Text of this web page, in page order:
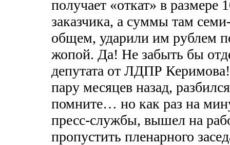
получает «откат» в
заказчика, а суммы там
общем, ударили им рублем
жопой. Да! Не забыть бы
депутата от ЛДПР
пару месяцев назад,
помните… но как раз на
пресс-службы, вышел на
пропустить пленарного